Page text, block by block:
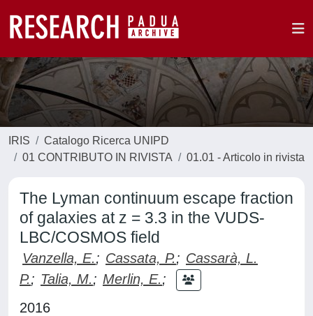
IRIS
Catalogo Ricerca UNIPD
01 CONTRIBUTO IN RIVISTA
01.01 - Articolo in rivista
The Lyman continuum escape fraction
of galaxies at z = 3.3 in the VUDS-
LBC/COSMOS field
Vanzella, E.; Cassata, P.; Cassarà, L.
P.; Talia, M.; Merlin, E.;
2016